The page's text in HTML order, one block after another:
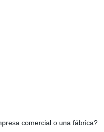
comercial o una fábrica?